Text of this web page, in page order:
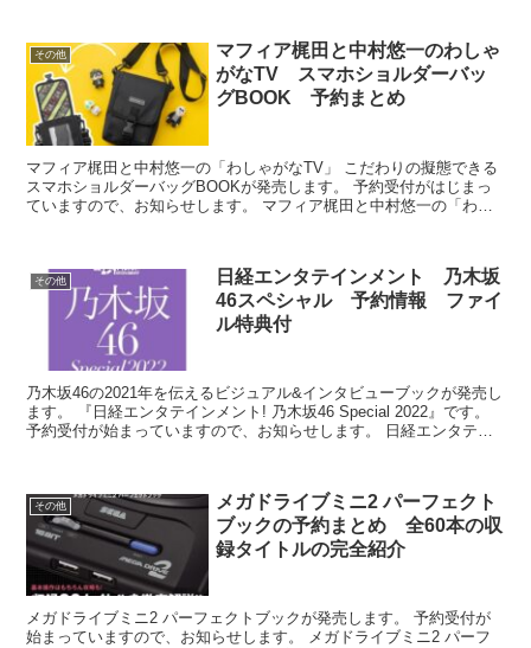
その他
マフィア梶田と中村悠一のわしゃ
がなTV スマホショルダーバッ
グBOOK 予約まとめ
マフィア梶田と中村悠一の「わしゃがなTV」 こだわりの擬態できる
スマホショルダーバッグBOOKが発売します。 予約受付がはじまっ
ていますので、お知らせします。 マフィア梶田と中村悠一の「わし
その他
日経エンタテインメント 乃木坂
46スペシャル 予約情報 ファイ
ル特典付
乃木坂46の2021年を伝えるビジュアル&インタビューブックが発売し
ます。 『日経エンタテインメント! 乃木坂46 Special 2022』です。
予約受付が始まっていますので、お知らせします。 日経エンタテイ
その他
メガドライブミニ2 パーフェクト
ブックの予約まとめ 全60本の収
録タイトルの完全紹介
メガドライブミニ2 パーフェクトブックが発売します。 予約受付が
始まっていますので、お知らせします。 メガドライブミニ2 パーフ